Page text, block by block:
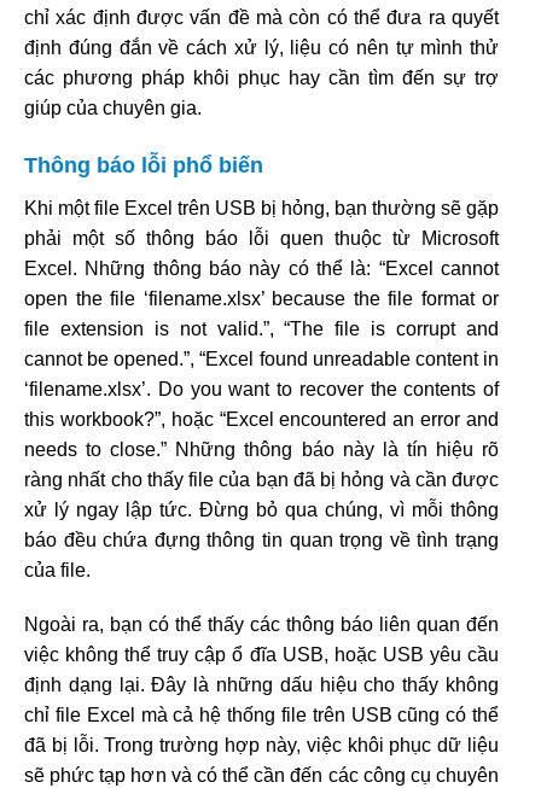
chỉ xác định được vấn đề mà còn có thể đưa ra quyết
định đúng đắn về cách xử lý, liệu có nên tự mình thử
các phương pháp khôi phục hay cần tìm đến sự trợ
giúp của chuyên gia.
Thông báo lỗi phổ biến
Khi một file Excel trên USB bị hỏng, bạn thường sẽ gặp
phải một số thông báo lỗi quen thuộc từ Microsoft
Excel. Những thông báo này có thể là: “Excel cannot
open the file ‘filename.xlsx’ because the file format or
file extension is not valid.”, “The file is corrupt and
cannot be opened.”, “Excel found unreadable content in
‘filename.xlsx’. Do you want to recover the contents of
this workbook?”, hoặc “Excel encountered an error and
needs to close.” Những thông báo này là tín hiệu rõ
ràng nhất cho thấy file của bạn đã bị hỏng và cần được
xử lý ngay lập tức. Đừng bỏ qua chúng, vì mỗi thông
báo đều chứa đựng thông tin quan trọng về tình trạng
của file.
Ngoài ra, bạn có thể thấy các thông báo liên quan đến
việc không thể truy cập ổ đĩa USB, hoặc USB yêu cầu
định dạng lại. Đây là những dấu hiệu cho thấy không
chỉ file Excel mà cả hệ thống file trên USB cũng có thể
đã bị lỗi. Trong trường hợp này, việc khôi phục dữ liệu
sẽ phức tạp hơn và có thể cần đến các công cụ chuyên